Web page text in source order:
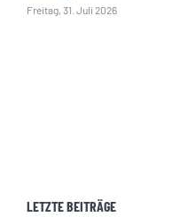
Freitag, 31. Juli 2026
LETZTE BEITRÄGE